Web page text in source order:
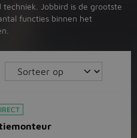
Jobbird is de grootste
functies binnen het